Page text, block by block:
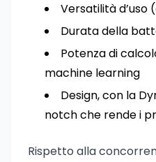
Versatilità d’uso
Durata della
Potenza di
machine learning
Design, con la
notch che rende i
Rispetto alla